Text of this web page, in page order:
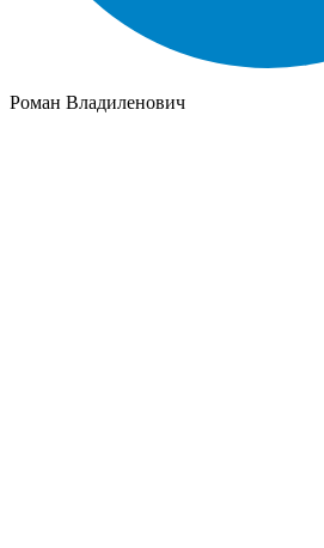
Роман Владиленович